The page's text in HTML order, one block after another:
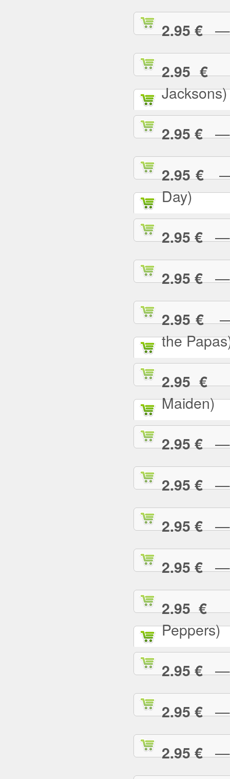
2.95 €—
2.95 €—
Jacksons)
2.95 €—
2.95 €—
Day)
2.95 €—
2.95 €—
2.95 €—
the
2.95 €—
Maiden)
2.95 €—
2.95 €—
2.95 €—
2.95 €—
2.95 €—
Peppers)
2.95 €—
2.95 €—
2.95 €—